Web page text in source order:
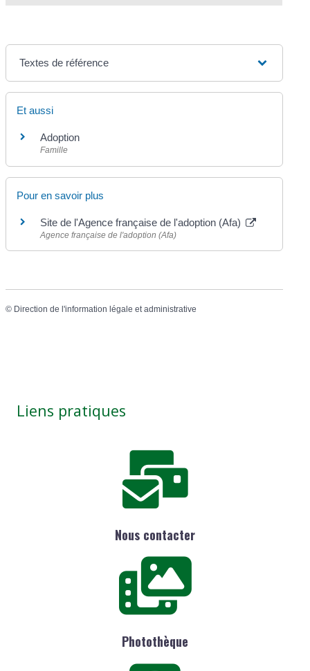
Textes de référence
Et aussi
Adoption
Famille
Pour en savoir plus
Site de l'Agence française de l'adoption (Afa)
Agence française de l'adoption (Afa)
© Direction de l'information légale et administrative
Liens pratiques
Nous contacter
Photothèque